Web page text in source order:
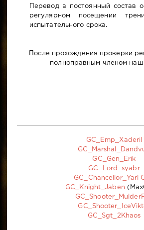
Перевод в постоянный состав
регулярном посещении
испытательного срока.
После прохождения проверки
полноправным членом
GC_Emp_Xaderil
GC_Gen_Erik
GC_Lord_syabr
GC_Chancellor_Yarl
GC_Knight_Jaben
GC_Sgt_2Khaos